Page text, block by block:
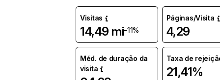
Visitas
14,49 mi-11%
Páginas/Visita
4,29
Méd. de duração da
visita
Taxa de
21,41%